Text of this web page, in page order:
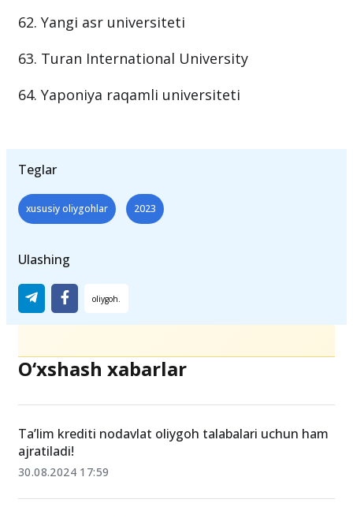
62. Yangi asr universiteti
63. Тuran International University
64. Yaponiya raqamli universiteti
Teglar
xususiy oliygohlar 2023
Ulashing
O‘xshash xabarlar
Ta’lim krediti nodavlat oliygoh talabalari uchun ham
ajratiladi!
30.08.2024 17:59